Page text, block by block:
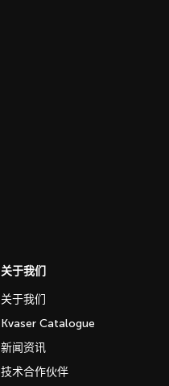
关于我们
关于我们
Kvaser Catalogue
新闻资讯
技术合作伙伴